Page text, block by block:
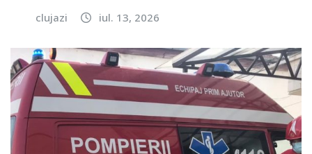
clujazi iul. 13, 2026